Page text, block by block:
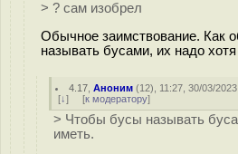
> ? сам изобрел
Обычное заимствование. Как
называть бусами, их надо
4.17 ,Аноним (12), 11:27, 30/03/
[↓] [к модератору]
> Чтобы бусы называть
иметь.